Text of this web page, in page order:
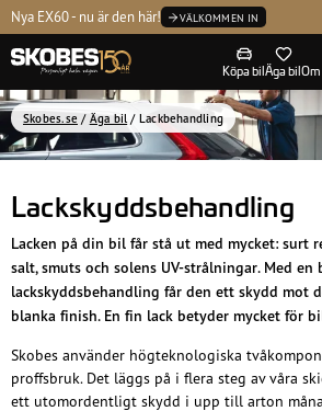
Nya EX60 - nu är den här! VÄLKOMMEN IN
Köpa bilÄga bil
Kontakta oss
Tvätta
Skobes.se/ Äga bil / Lackbehandling
Lackskyddsbehandling
Lacken på din bil får stå ut med mycket: surt
salt, smuts och solens UV-strålningar. Med en
lackskyddsbehandling får den ett skydd mot
blanka finish. En fin lack betyder mycket för
Skobes använder högteknologiska
proffsbruk. Det läggs på i flera steg av våra
ett utomordentligt skydd i upp till arton